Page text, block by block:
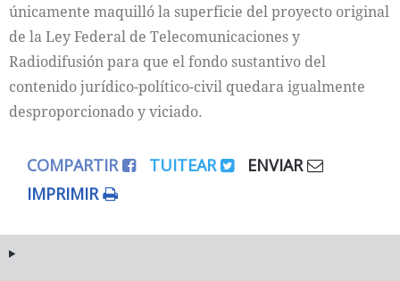
únicamente maquilló la superficie del proyecto original
de la Ley Federal de Telecomunicaciones y
Radiodifusión para que el fondo sustantivo del
contenido jurídico-político-civil quedara igualmente
desproporcionado y viciado.
COMPARTIR TUITEAR
ENVIAR
IMPRIMIR